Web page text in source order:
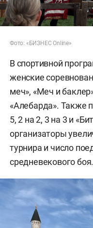
Фото: «БИЗНЕС Online»
В спортивной
женские
меч», «Меч и
«Алебарда». Также
5, 2 на 2, 3 на 3 и
организаторы
турнира и число
средневекового боя.